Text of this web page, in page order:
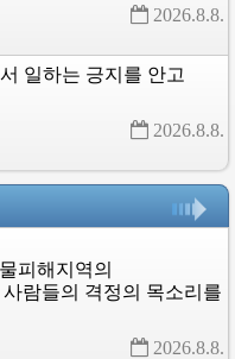
2026.8.8.
일하는 긍지를 안고
2026.8.8.
피해지역의
사람들의 격정의 목소리를
2026.8.8.